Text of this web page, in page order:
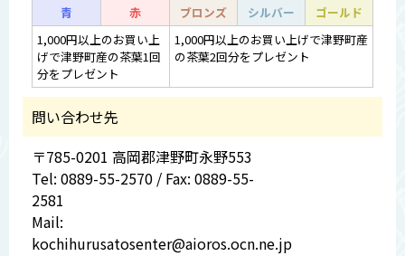
青 赤 ブロンズ シルバー
ゴールド
1,000円以上のお買い上
げで津野町産の茶葉1回
分をプレゼント
1,000円以上のお買い上げで津野町産
の茶葉2回分をプレゼント
問い合わせ先
〒785-0201 高岡郡津野町永野553
Tel: 0889-55-2570 / Fax: 0889-55-
2581
Mail:
kochihurusatosenter@aioros.ocn.ne.jp